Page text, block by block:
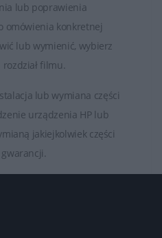
lub poprawienia
omówienia konkretnej
lub wymienić, wybierz
filmu.
lub wymiana części
urządzenia HP lub
jakiejkolwiek części